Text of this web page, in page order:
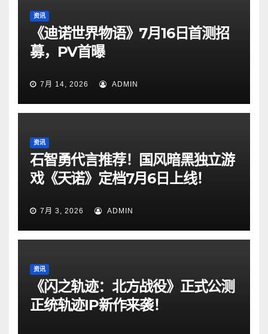
资讯
《迪诺世界物语》7月16日首测招
募，PV首曝
7月 14, 2026 ADMIN
资讯
石智勇代言推荐！国风暗黑独立游
戏《天诺》定档7月6日上线！
7月 3, 2026 ADMIN
资讯
《闪之轨迹：北方战役》正式公测
正统轨迹IP新作来袭！